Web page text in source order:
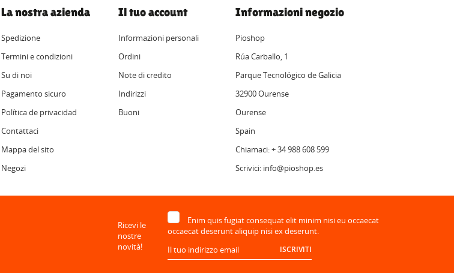
La nostra azienda
Spedizione
Termini e condizioni
Su di noi
Pagamento sicuro
Política de privacidad
Contattaci
Mappa del sito
Negozi
Il tuo account
Informazioni personali
Ordini
Note di credito
Indirizzi
Buoni
Informazioni negozio
Pioshop
Rúa Carballo, 1
Parque Tecnológico de Galicia
32900 Ourense
Ourense
Spain
Chiamaci: + 34 988 608 599
Scrivici: info@pioshop.es
Ricevi le
nostre
novità!
Enim quis fugiat consequat elit minim nisi eu occaecat
occaecat deserunt aliquip nisi ex deserunt.
ISCRIVITI